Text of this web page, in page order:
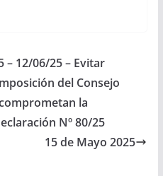
– 12/06/25 – Evitar
del Consejo
la
Nº 80/25
15 de Mayo 2025